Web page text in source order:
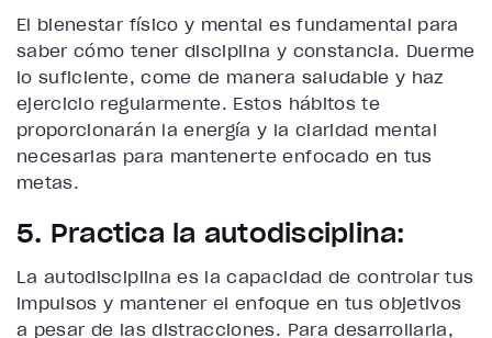
El bienestar físico y mental es fundamental para
saber cómo tener disciplina y constancia. Duerme
lo suficiente, come de manera saludable y haz
ejercicio regularmente. Estos hábitos te
proporcionarán la energía y la claridad mental
necesarias para mantenerte enfocado en tus
metas.
5. Practica la autodisciplina:
La autodisciplina es la capacidad de controlar tus
impulsos y mantener el enfoque en tus objetivos
a pesar de las distracciones. Para desarrollarla,